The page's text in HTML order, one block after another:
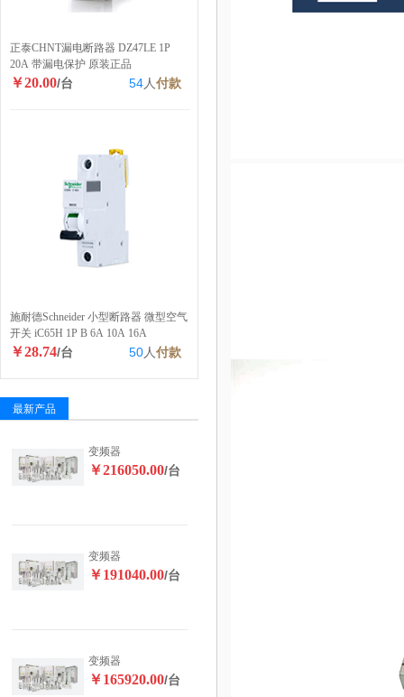
正泰CHNT漏电断路器 DZ47LE 1P
20A 带漏电保护 原装正品
￥20.00/台 54人付款
施耐德Schneider 小型断路器 微型空气
开关 iC65H 1P B 6A 10A 16A
￥28.74/台 50人付款
最新产品
变频器
￥216050.00/台
变频器
￥191040.00/台
变频器
￥165920.00/台